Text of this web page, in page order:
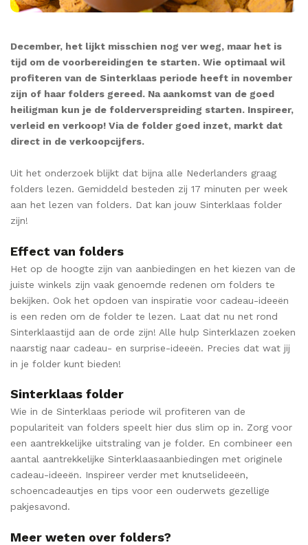
December, het lijkt misschien nog ver weg, maar het is
tijd om de voorbereidingen te starten. Wie optimaal wil
profiteren van de Sinterklaas periode heeft in november
zijn of haar folders gereed. Na aankomst van de goed
heiligman kun je de folderverspreiding starten. Inspireer,
verleid en verkoop! Via de folder goed inzet, markt dat
direct in de verkoopcijfers.
Uit het onderzoek blijkt dat bijna alle Nederlanders graag
folders lezen. Gemiddeld besteden zij 17 minuten per week
aan het lezen van folders. Dat kan jouw Sinterklaas folder
zijn!
Effect van folders
Het op de hoogte zijn van aanbiedingen en het kiezen van de
juiste winkels zijn vaak genoemde redenen om folders te
bekijken. Ook het opdoen van inspiratie voor cadeau-ideeën
is een reden om de folder te lezen. Laat dat nu net rond
Sinterklaastijd aan de orde zijn! Alle hulp Sinterklazen zoeken
naarstig naar cadeau- en surprise-ideeën. Precies dat wat jij
in je folder kunt bieden!
Sinterklaas folder
Wie in de Sinterklaas periode wil profiteren van de
populariteit van folders speelt hier dus slim op in. Zorg voor
een aantrekkelijke uitstraling van je folder. En combineer een
aantal aantrekkelijke Sinterklaasaanbiedingen met originele
cadeau-ideeën. Inspireer verder met knutselideeën,
schoencadeautjes en tips voor een ouderwets gezellige
pakjesavond.
Meer weten over folders?